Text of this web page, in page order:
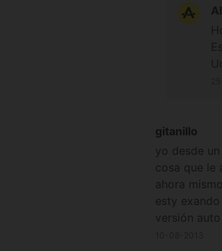
gitanillo
yo desde
cosa que le
ahora
esty
versión